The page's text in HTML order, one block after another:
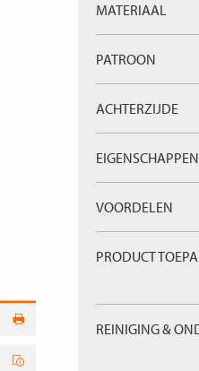
MATERIAAL
PATROON
ACHTERZIJDE
EIGENSCHAPPEN
VOORDELEN
PRODUCT
REINIGING &